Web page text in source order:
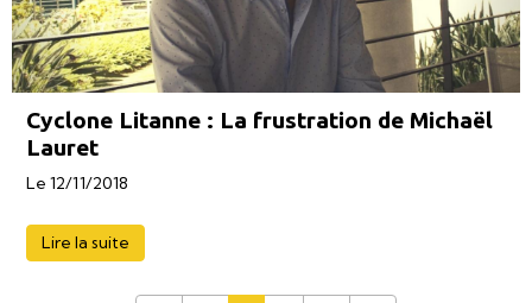
Cyclone Litanne : La frustration de Michaël
Lauret
Le 12/11/2018
Lire la suite